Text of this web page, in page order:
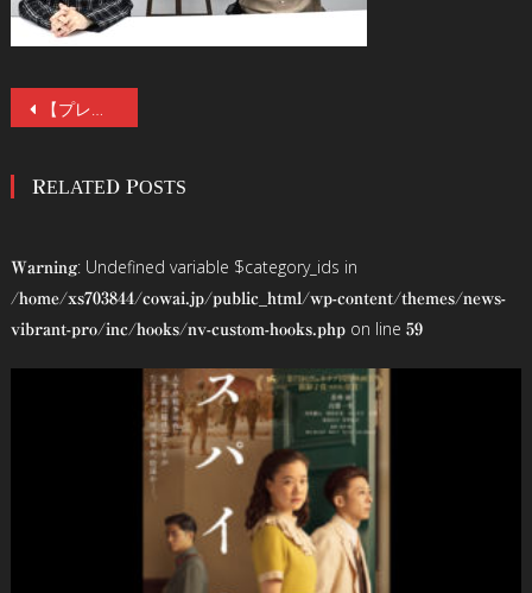
投
ナ
ゲ
ー
【プレゼント】『遺愛』公開記念・酒井善三監督&大森時生Pインタビュー。サイン色紙を1名様にプレゼント。「従来のJホラーの延長上にありながら、新しい恐怖を感じる理由」
RELATED POSTS
Warning: Undefined variable $category_ids in
/home/xs703844/cowai.jp/public_html/wp-content/themes/news-
vibrant-pro/inc/hooks/nv-custom-hooks.phpon line 59